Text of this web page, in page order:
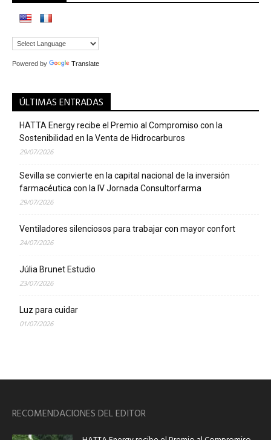
Powered by Translate
ÚLTIMAS ENTRADAS
HATTA Energy recibe el Premio al Compromiso con la
Sostenibilidad en la Venta de Hidrocarburos
29/07/2026
Sevilla se convierte en la capital nacional de la inversión
farmacéutica con la IV Jornada Consultorfarma
29/07/2026
Ventiladores silenciosos para trabajar con mayor confort
24/07/2026
Júlia Brunet Estudio
23/07/2026
Luz para cuidar
01/07/2026
RECOMENDACIONES DEL EDITOR